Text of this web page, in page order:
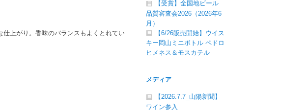
仕上がり。香味のバランスもよくとれてい
【受賞】全国地ビール
品質審査会2026（2026年6
月）
【6/26販売開始】ウイス
キー岡山ミニボトル ペドロ
ヒメネス＆モスカテル
メディア
【2026.7.7_山陽新聞】
ワイン参入